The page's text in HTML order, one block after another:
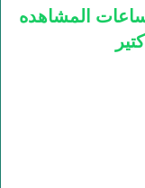
ساعات المشاهده